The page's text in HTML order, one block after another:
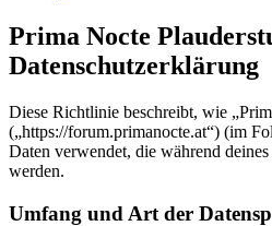
Prima Nocte
Datenschutzerklärung
Diese Richtlinie beschreibt, wie
(„https://forum.primanocte.at“) (im
Daten verwendet, die während
werden.
Umfang und Art der